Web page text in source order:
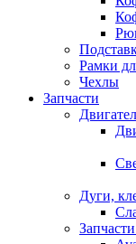
Рамки
Чехлы
Запчасти
Дуги,